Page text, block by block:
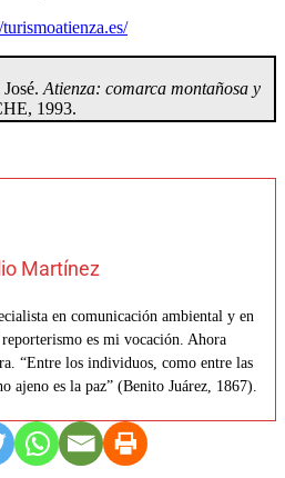
Atienza: comarca montañosa y
1993.
Martínez
en comunicación ambiental y en
es mi vocación. Ahora
“Entre los individuos, como entre las
ajeno es la paz” (Benito Juárez, 1867).